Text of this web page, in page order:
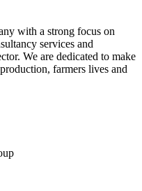
with a strong focus on
services and
We are dedicated to make
farmers lives and